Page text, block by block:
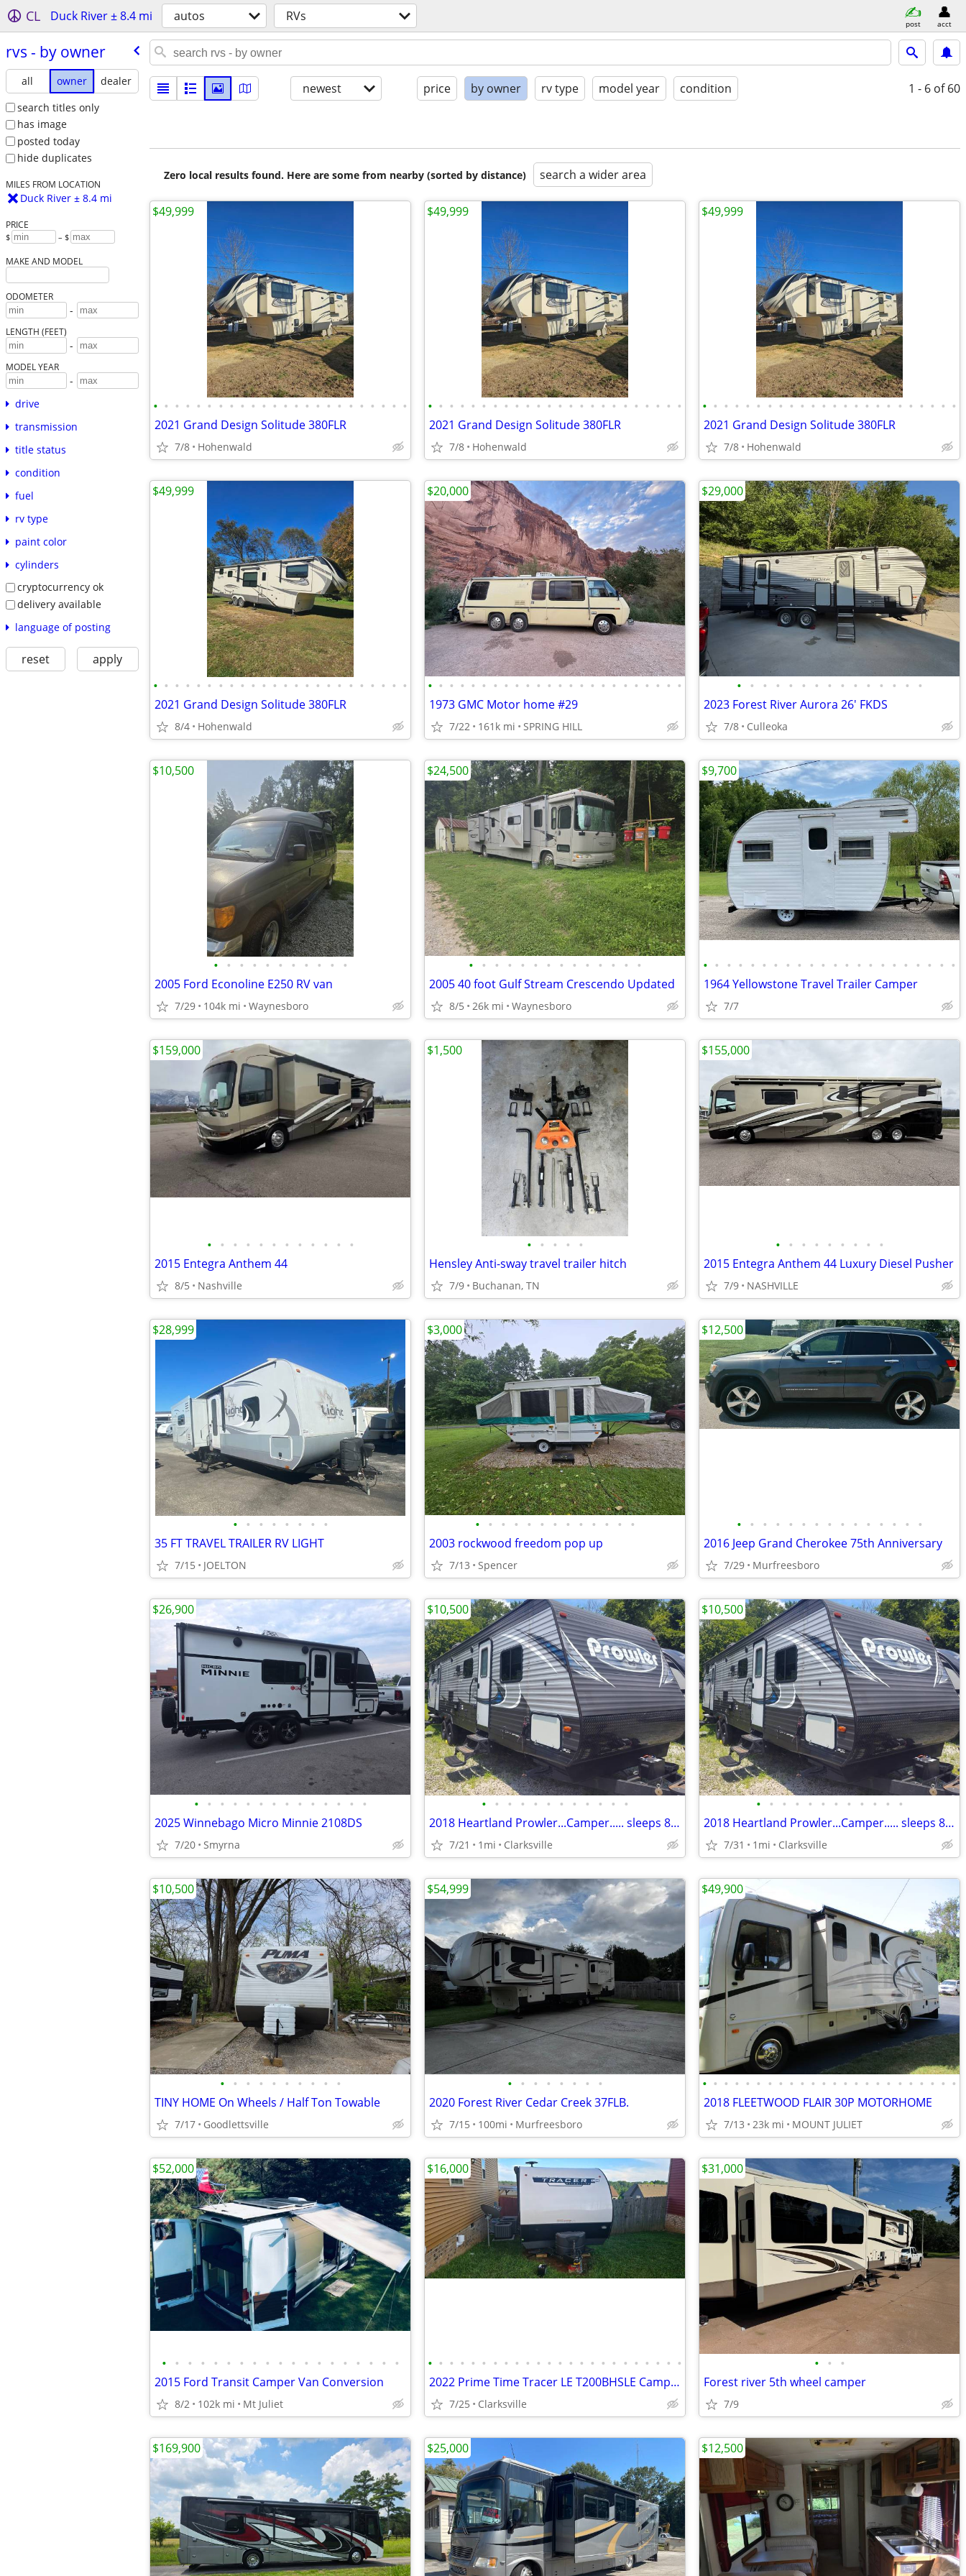
CL Duck River ± 8.4 mi autos RVs post acct
rvs - by owner
all owner
dealer
search titles only
has image
posted today
hide duplicates
MILES FROM LOCATION
Duck River ± 8.4 mi
PRICE
$ – $
MAKE AND MODEL
ODOMETER
-
LENGTH (FEET)
-
MODEL YEAR
-
drive
transmission
title status
condition
fuel
rv type
paint color
cylinders
cryptocurrency ok
delivery available
language of posting
reset apply
newest price by owner rv type model year condition 1 - 6 of 60
Zero local results found. Here are some from nearby (sorted by distance) search a wider area
• • • • • • • • • • • • • • • • • • • • • • • •
2021 Grand Design Solitude 380FLR
7/8 Hohenwald
$49,999
• • • • • • • • • • • • • • • • • • • • • • • •
2021 Grand Design Solitude 380FLR
7/8 Hohenwald
$49,999
• • • • • • • • • • • • • • • • • • • • • • • •
2021 Grand Design Solitude 380FLR
7/8 Hohenwald
$49,999
• • • • • • • • • • • • • • • • • • • • • • • •
2021 Grand Design Solitude 380FLR
8/4 Hohenwald
$49,999
• • • • • • • • • • • • • • • • • • • • • • • •
1973 GMC Motor home #29
7/22 161k mi SPRING HILL
$20,000
• • • • • • • • • • • • • • •
2023 Forest River Aurora 26' FKDS
7/8 Culleoka
$29,000
• • • • • • • • • • •
2005 Ford Econoline E250 RV van
7/29 104k mi Waynesboro
$10,500
• • • • • • • • • • • • • •
2005 40 foot Gulf Stream Crescendo Updated
8/5 26k mi Waynesboro
$24,500
• • • • • • • • • • • • • • • • • • • • • •
1964 Yellowstone Travel Trailer Camper
7/7
$9,700
• • • • • • • • • • • •
2015 Entegra Anthem 44
8/5 Nashville
$159,000
• • • • •
Hensley Anti-sway travel trailer hitch
7/9 Buchanan, TN
$1,500
• • • • • • • • •
2015 Entegra Anthem 44 Luxury Diesel Pusher
7/9 NASHVILLE
$155,000
• • • • • • • •
35 FT TRAVEL TRAILER RV LIGHT
7/15 JOELTON
$28,999
• • • • • • • • • • • • •
2003 rockwood freedom pop up
7/13 Spencer
$3,000
• • • • • • • • • • • • • • •
2016 Jeep Grand Cherokee 75th Anniversary
7/29 Murfreesboro
$12,500
• • • • • • • • • • • • • •
2025 Winnebago Micro Minnie 2108DS
7/20 Smyrna
$26,900
• • • • • • • • • • • •
2018 Heartland Prowler...Camper..... sleeps 8 to 10!!!
7/21 1mi Clarksville
$10,500
• • • • • • • • • • • •
2018 Heartland Prowler...Camper..... sleeps 8 to 10!!!
7/31 1mi Clarksville
$10,500
• • • • • • • • • •
TINY HOME On Wheels / Half Ton Towable
7/17 Goodlettsville
$10,500
• • • • • • • •
2020 Forest River Cedar Creek 37FLB.
7/15 100mi Murfreesboro
$54,999
• • • • • • • • • • • • • • • • • • • • • • • •
2018 FLEETWOOD FLAIR 30P MOTORHOME
7/13 23k mi MOUNT JULIET
$49,900
• • • • • • • • • • • • • • • • • • •
2015 Ford Transit Camper Van Conversion
8/2 102k mi Mt Juliet
$52,000
• • • • • • • • • • • • • • • • • • • • • • • •
2022 Prime Time Tracer LE T200BHSLE Camper
7/25 Clarksville
$16,000
• • •
Forest river 5th wheel camper
7/9
$31,000
$169,900 $25,000 $12,500